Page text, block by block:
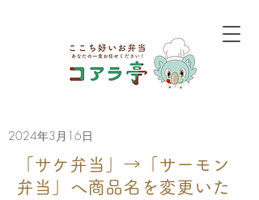
2024年3月16日
「サケ弁当」→「サーモン
弁当」へ商品名を変更いた